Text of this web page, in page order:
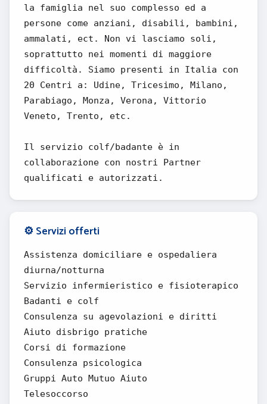
la famiglia nel suo complesso ed a
persone come anziani, disabili, bambini,
ammalati, ect. Non vi lasciamo soli,
soprattutto nei momenti di maggiore
difficoltà. Siamo presenti in Italia con
20 Centri a: Udine, Tricesimo, Milano,
Parabiago, Monza, Verona, Vittorio
Veneto, Trento, etc.
Il servizio colf/badante è in
collaborazione con nostri Partner
qualificati e autorizzati.
⚙️ Servizi offerti
Assistenza domiciliare e ospedaliera
diurna/notturna
Servizio infermieristico e fisioterapico
Badanti e colf
Consulenza su agevolazioni e diritti
Aiuto disbrigo pratiche
Corsi di formazione
Consulenza psicologica
Gruppi Auto Mutuo Aiuto
Telesoccorso